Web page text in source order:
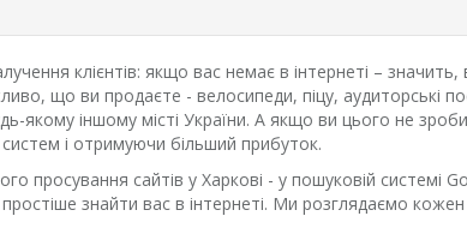
клієнтів: якщо вас немає в інтернеті –
що ви продаєте - велосипеди, піцу, аудиторські
якому іншому місті України. А якщо ви цього не
і отримуючи більший прибуток.
просування сайтів у Харкові - у пошуковій системі
знайти вас в інтернеті. Ми розглядаємо